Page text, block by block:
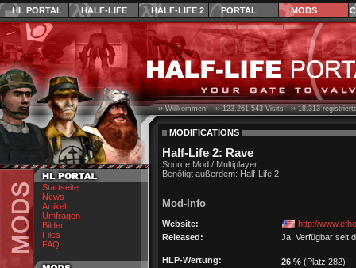
HL PORTAL HALF-LIFE HALF-LIFE 2 PORTAL MODS
Startseite
News
Artikel
Umfragen
Bilder
Files
FAQ
›› Willkommen! ››123.261.543Visits ››18.313
MODIFICATIONS
Half-Life 2: Rave
Source Mod / Multiplayer
Benötigt außerdem: Half-Life 2
Mod-Info
Website:
http://
Released:
Ja. Verfügbar seit
HLP-Wertung: 26 % (Platz 282)